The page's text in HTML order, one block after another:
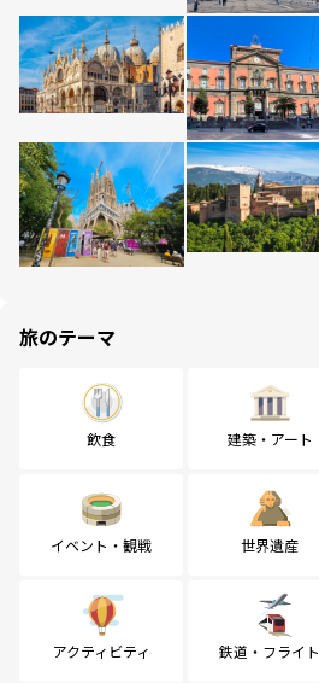
旅のテーマ
飲食 建築・アート
イベント・観戦 世界遺産
アクティビティ 鉄道・フライト